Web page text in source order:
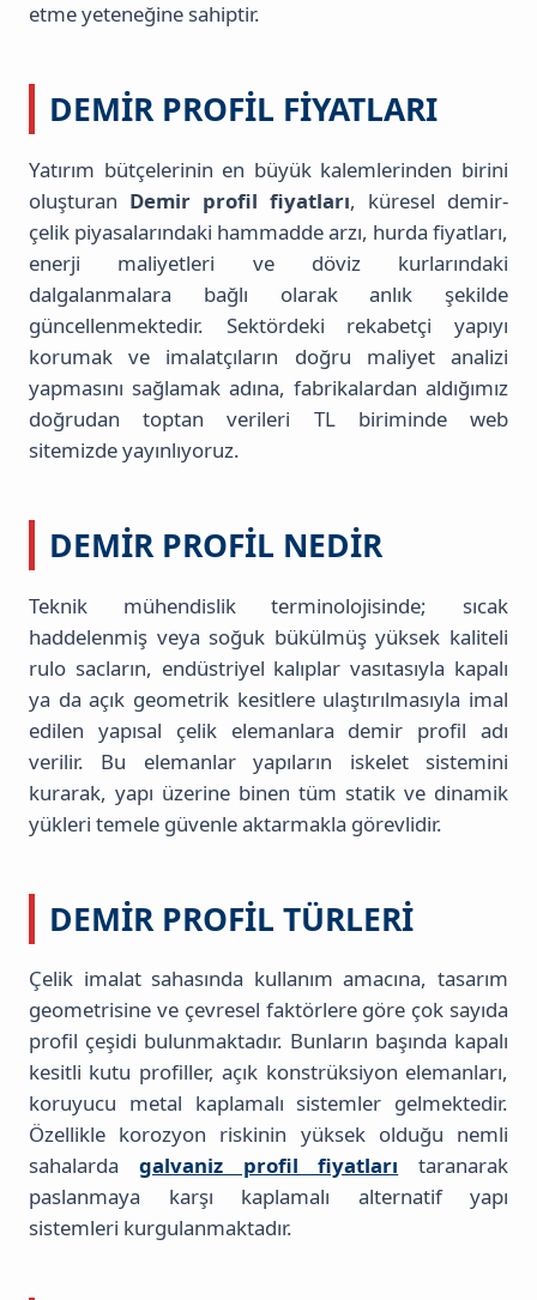
etme yeteneğine sahiptir.
DEMIR PROFIL FIYATLARI
Yatırım bütçelerinin en büyük kalemlerinden birini
oluşturan Demir profil fiyatları, küresel demir-
çelik piyasalarındaki hammadde arzı, hurda fiyatları,
enerji maliyetleri ve döviz kurlarındaki
dalgalanmalara bağlı olarak anlık şekilde
güncellenmektedir. Sektördeki rekabetçi yapıyı
korumak ve imalatçıların doğru maliyet analizi
yapmasını sağlamak adına, fabrikalardan aldığımız
doğrudan toptan verileri TL biriminde web
sitemizde yayınlıyoruz.
DEMIR PROFIL NEDIR
Teknik mühendislik terminolojisinde; sıcak
haddelenmiş veya soğuk bükülmüş yüksek kaliteli
rulo sacların, endüstriyel kalıplar vasıtasıyla kapalı
ya da açık geometrik kesitlere ulaştırılmasıyla imal
edilen yapısal çelik elemanlara demir profil adı
verilir. Bu elemanlar yapıların iskelet sistemini
kurarak, yapı üzerine binen tüm statik ve dinamik
yükleri temele güvenle aktarmakla görevlidir.
DEMIR PROFIL TÜRLERI
Çelik imalat sahasında kullanım amacına, tasarım
geometrisine ve çevresel faktörlere göre çok sayıda
profil çeşidi bulunmaktadır. Bunların başında kapalı
kesitli kutu profiller, açık konstrüksiyon elemanları,
koruyucu metal kaplamalı sistemler gelmektedir.
Özellikle korozyon riskinin yüksek olduğu nemli
sahalarda galvaniz profil fiyatları taranarak
paslanmaya karşı kaplamalı alternatif yapı
sistemleri kurgulanmaktadır.